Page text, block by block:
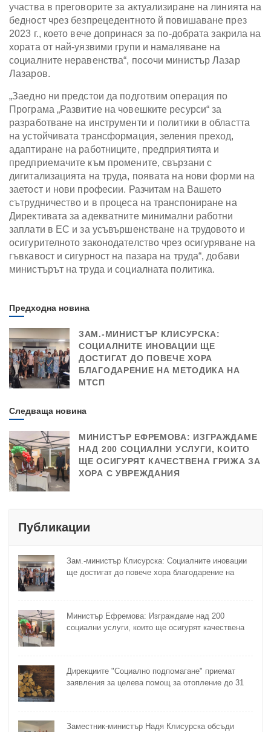
участва в преговорите за актуализиране на линията на
бедност чрез безпрецедентното й повишаване през
2023 г., което вече допринася за по-добрата закрила на
хората от най-уязвими групи и намаляване на
социалните неравенства“, посочи министър Лазар
Лазаров.
„Заедно ни предстои да подготвим операция по
Програма „Развитие на човешките ресурси“ за
разработване на инструменти и политики в областта
на устойчивата трансформация, зеления преход,
адаптиране на работниците, предприятията и
предприемачите към промените, свързани с
дигитализацията на труда, появата на нови форми на
заетост и нови професии. Разчитам на Вашето
сътрудничество и в процеса на транспониране на
Директивата за адекватните минимални работни
заплати в ЕС и за усъвършенстване на трудовото и
осигурителното законодателство чрез осигуряване на
гъвкавост и сигурност на пазара на труда“, добави
министърът на труда и социалната политика.
Предходна новина
ЗАМ.-МИНИСТЪР КЛИСУРСКА:
СОЦИАЛНИТЕ ИНОВАЦИИ ЩЕ
ДОСТИГАТ ДО ПОВЕЧЕ ХОРА
БЛАГОДАРЕНИЕ НА МЕТОДИКА НА
МТСП
Следваща новина
МИНИСТЪР ЕФРЕМОВА: ИЗГРАЖДАМЕ
НАД 200 СОЦИАЛНИ УСЛУГИ, КОИТО
ЩЕ ОСИГУРЯТ КАЧЕСТВЕНА ГРИЖА ЗА
ХОРА С УВРЕЖДАНИЯ
Публикации
Зам.-министър Клисурска: Социалните иновации
ще достигат до повече хора благодарение на
Министър Ефремова: Изграждаме над 200
социални услуги, които ще осигурят качествена
Дирекциите "Социално подпомагане" приемат
заявления за целева помощ за отопление до 31
Заместник-министър Надя Клисурска обсъди